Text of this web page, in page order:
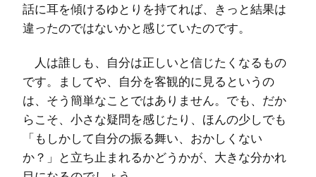
話に耳を傾けるゆとりを持てれば、きっと結果は
違ったのではないかと感じていたのです。
人は誰しも、自分は正しいと信じたくなるもの
です。ましてや、自分を客観的に見るというの
は、そう簡単なことではありません。でも、だか
らこそ、小さな疑問を感じたり、ほんの少しでも
「もしかして自分の振る舞い、おかしくない
か？」と立ち止まれるかどうかが、大きな分かれ